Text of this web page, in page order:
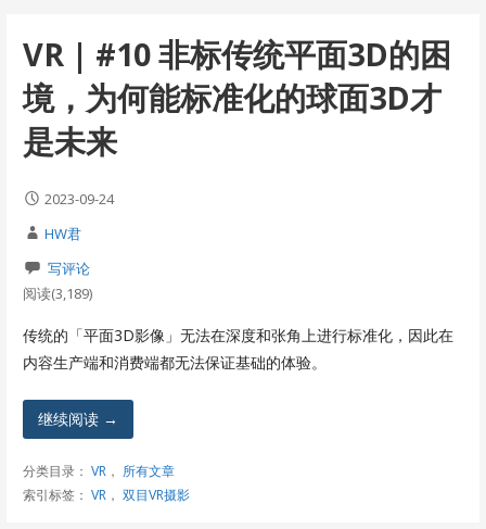
VR | #10 非标传统平面3D的困
境，为何能标准化的球面3D才
是未来
2023-09-24
HW君
写评论
阅读(3,189)
传统的「平面3D影像」无法在深度和张角上进行标准化，因此在
内容生产端和消费端都无法保证基础的体验。
继续阅读 →
分类目录： VR， 所有文章
索引标签： VR， 双目VR摄影